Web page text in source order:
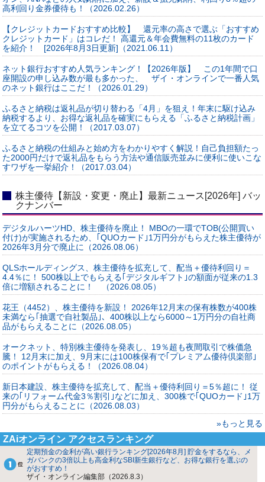
高利回り金券優待も！（2026.02.26）
【クレジットカードおすすめ比較】 還元率の高さで選ぶ「おすすめ
クレジットカード」はコレだ！ 高還元＆年会費無料の11枚のカード
を紹介！ [2026年8月3日更新]（2021.06.11）
ネット銀行おすすめ人気ランキング！【2026年版】 この1年間で口
座開設の申し込み数が最も多かった、 ザイ・オンラインで一番人気
のネット銀行はここだ！（2026.01.29）
ふるさと納税は返礼品が切り替わる「4月」を狙え！年末に駆け込み
納税するより、お得な返礼品を確実にもらえる「ふるさと納税計画」
を立てるコツを公開！（2017.03.07）
ふるさと納税の仕組みと始め方をわかりやすく解説！自己負担額たっ
た2000円だけで返礼品をもらう方法や通信販売並みに便利に使いこな
すワザを一挙紹介！（2017.03.04）
株主優待【新設・変更・廃止】最新ニュース[2026年] バッ
クナンバー
デジタルハーツHD、株主優待を廃止！ MBOの一環でTOB(公開買い
付け)が実施されるため、｢QUOカード｣1万円分がもらえた株主優待が
2026年3月分で廃止に（2026.08.06）
QLSホールディングス、株主優待を拡充して、配当＋優待利回り＝
4.4％に！ 500株以上でもらえる｢デジタルギフト｣の額面が従来の1.3
倍に増額されることに！ （2026.08.05）
花王（4452）、株主優待を新設！ 2026年12月末の保有株数が400株
未満なら｢抽選で自社製品｣、400株以上なら6000～1万円分の自社商
品がもらえることに（2026.08.05）
オークネット、特別株主優待を発表し、19％超も夜間取引で株価急
騰！ 12月末に加え、9月末には100株保有で｢プレミアム優待倶楽部｣
のポイントがもらえる！（2026.08.04）
新日本建設、株主優待を拡充して、配当＋優待利回り＝5％超に！ 従
来の｢リフォーム代金3％割引｣などに加え、300株で｢QUOカード｣1万
円分がもらえることに（2026.08.03）
»もっと見る
ZAiオンライン アクセスランキング
定期預金の金利が高い銀行ランキング[2026年8月] 貯金をするなら、メ
ガバンクの3倍以上も高金利なSBI新生銀行など、お得な銀行を選ぶの
がおすすめ！
ザイ・オンライン編集部（2026.8.3）